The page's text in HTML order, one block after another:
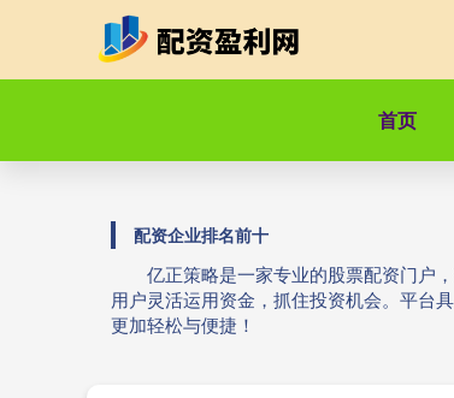
首页
配资企业排名前十
亿正策略是一家专业的股票配资门户
用户灵活运用资金，抓住投资机会。平台
更加轻松与便捷！